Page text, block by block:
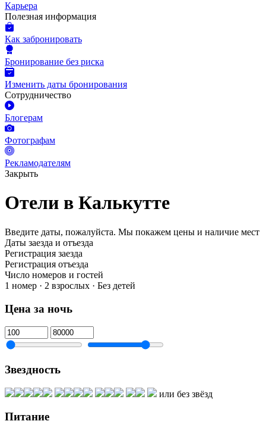
Карьера
Полезная информация
Как забронировать
Бронирование без риска
Изменить даты бронирования
Сотрудничество
Блогерам
Фотографам
Рекламодателям
Закрыть
Отели в Калькутте
Введите даты, пожалуйста. Мы покажем цены и наличие мест
Даты заезда и отъезда
Регистрация заезда
Регистрация отъезда
Число номеров и гостей
1 номер · 2 взрослых · Без детей
Цена за ночь
Звездность
или без звёзд
Питание